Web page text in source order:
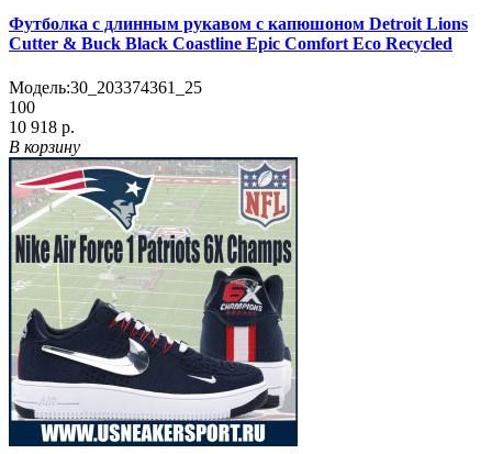
Футболка с длинным рукавом с капюшоном Detroit Lions
Cutter & Buck Black Coastline Epic Comfort Eco Recycled
Модель:30_203374361_25
100
10 918 р.
В корзину